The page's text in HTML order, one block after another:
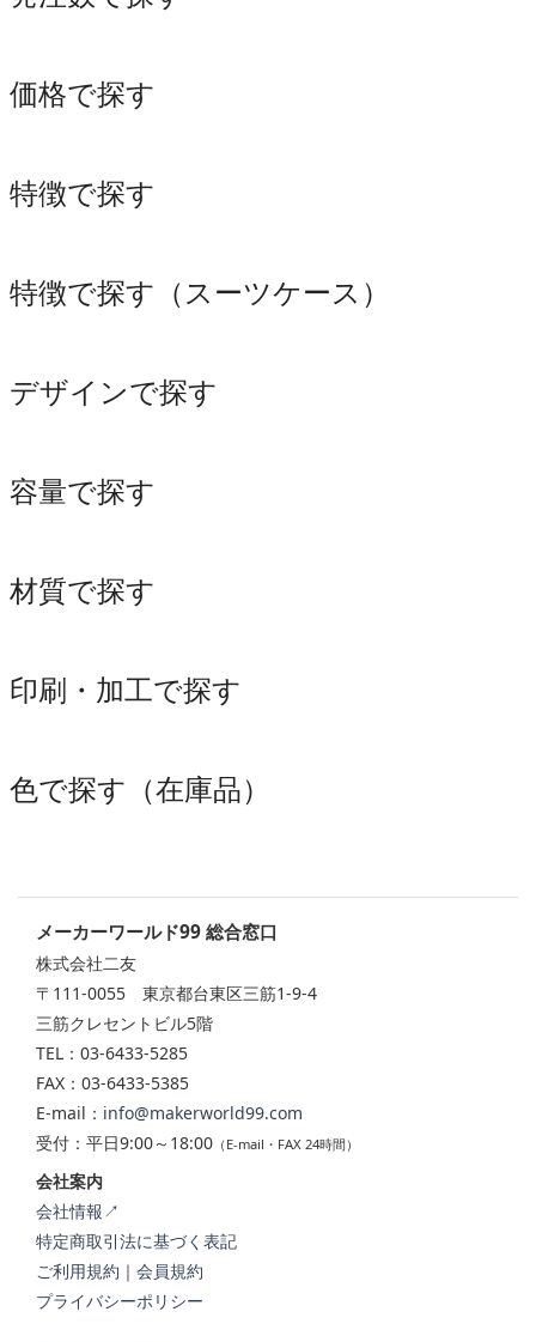
価格で探す
特徴で探す
特徴で探す（スーツケース）
デザインで探す
容量で探す
材質で探す
印刷・加工で探す
色で探す（在庫品）
メーカーワールド99 総合窓口
株式会社二友
〒111-0055 東京都台東区三筋1-9-4
三筋クレセントビル5階
TEL：03-6433-5285
FAX：03-6433-5385
E-mail： info@makerworld99.com
受付：平日9:00～18:00 （E-mail・FAX 24時間）
会社案内
会社情報↗
特定商取引法に基づく表記
ご利用規約 ｜ 会員規約
プライバシーポリシー